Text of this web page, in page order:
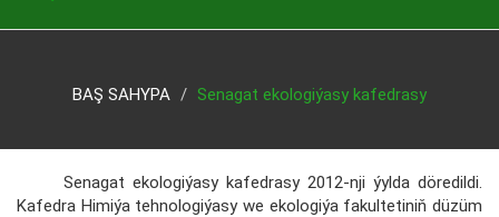
BAŞ SAHYPA Senagat ekologiýasy kafedrasy
Senagat ekologiýasy kafedrasy 2012-nji ýylda döredildi.
Kafedra Himiýa tehnologiýasy we ekologiýa fakultetiniň düzüm